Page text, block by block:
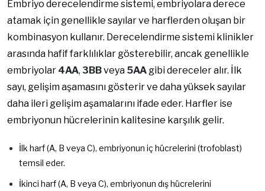
Embriyo derecelendirme sistemi, embriyolara derece
atamak için genellikle sayılar ve harflerden oluşan bir
kombinasyon kullanır. Derecelendirme sistemi klinikler
arasında hafif farklılıklar gösterebilir, ancak genellikle
embriyolar 4AA, 3BBveya 5AA gibi dereceler alır. İlk
sayı, gelişim aşamasını gösterir ve daha yüksek sayılar
daha ileri gelişim aşamalarını ifade eder. Harfler ise
embriyonun hücrelerinin kalitesine karşılık gelir.
İlk harf (A, B veya C), embriyonun iç hücrelerini (trofoblast)
temsil eder.
İkinci harf (A, B veya C), embriyonun dış hücrelerini